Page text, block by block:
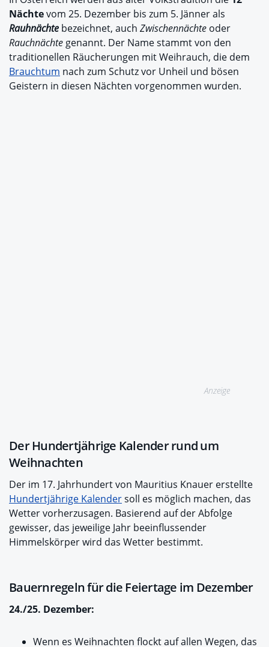
Nächtevom 25. Dezember bis zum 5. Jänner als
Rauhnächte bezeichnet, auch Zwischennächte oder
Rauchnächte genannt. Der Name stammt von den
traditionellen Räucherungen mit Weihrauch, die dem
Brauchtum nach zum Schutz vor Unheil und bösen
Geistern in diesen Nächten vorgenommen wurden.
Anzeige
Der Hundertjährige Kalender rund um
Weihnachten
Der im 17. Jahrhundert von Mauritius Knauer erstellte
Hundertjährige Kalendersoll es möglich machen, das
Wetter vorherzusagen. Basierend auf der Abfolge
gewisser, das jeweilige Jahr beeinflussender
Himmelskörper wird das Wetter bestimmt.
Bauernregeln für die Feiertage im Dezember
24./25. Dezember:
Wenn es Weihnachten flockt auf allen Wegen, das